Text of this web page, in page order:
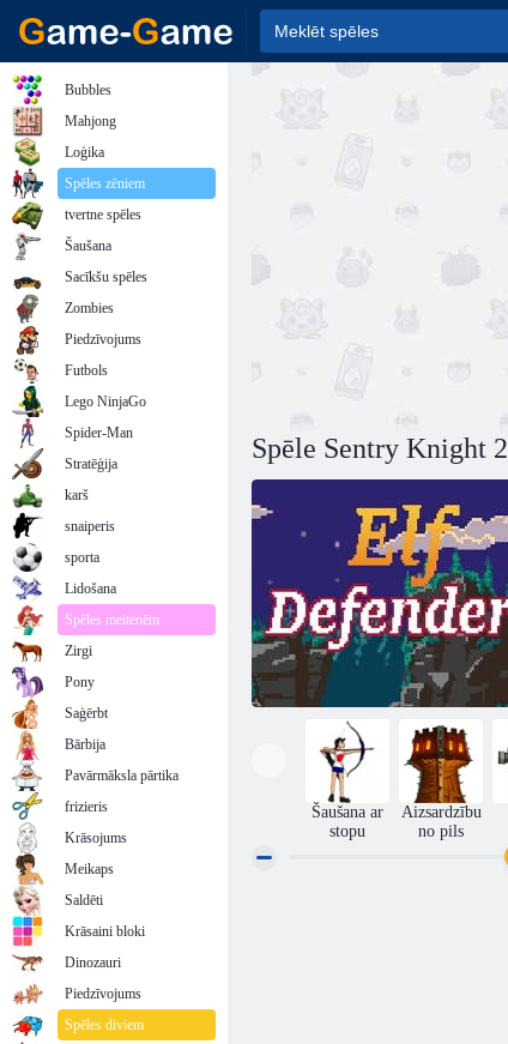
Spēle Sentry Knight 2
Šaušana ar
stopu
Aizsardzību
no pils
Bubbles
Mahjong
Loģika
Spēles zēniem
tvertne spēles
Šaušana
Sacīkšu spēles
Zombies
Piedzīvojums
Futbols
Lego NinjaGo
Spider-Man
Stratēģija
karš
snaiperis
sporta
Lidošana
Spēles meitenēm
Zirgi
Pony
Saģērbt
Bārbija
Pavārmāksla pārtika
frizieris
Krāsojums
Meikaps
Saldēti
Krāsaini bloki
Dinozauri
Piedzīvojums
Spēles diviem